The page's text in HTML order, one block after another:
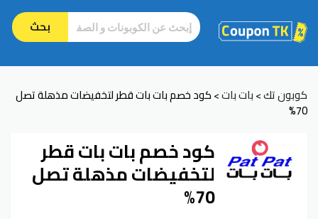
بحث
كوبون تك>بات بات>كود خصم بات بات قطر لتخفيضات مذهلة تصل
70%
كود خصم بات بات قطر
لتخفيضات مذهلة تصل
70%